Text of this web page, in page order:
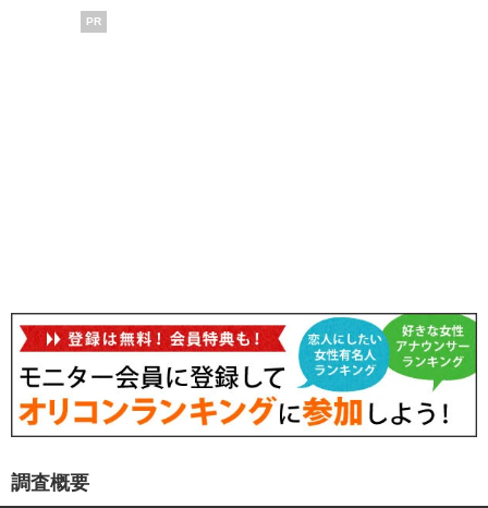
PR
調査概要